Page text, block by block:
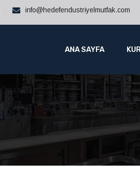
info@hedefendustriyelmutfak.com
ANA SAYFA